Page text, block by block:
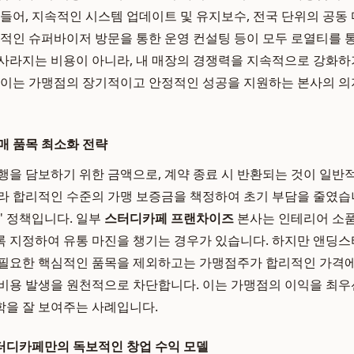
어, 지속적인 시스템 업데이트 및 유지보수, 전국 단위의 공동
인 슈퍼바이저 방문을 통한 운영 컨설팅 등이 모두 로열티를
라지는 비용이 아니라, 내 매장의 경쟁력을 지속적으로 강화
는 가맹점의 장기적이고 안정적인 성공을 지원하는 본사의
품목 최소화 전략
을 담보하기 위한 금액으로, 계약 종료 시 반환되는 것이 일반
합리적인 수준의 가맹 보증금을 책정하여 초기 부담을 줄였
정책입니다. 일부 스터디카페 프랜차이즈 본사는 인테리어 소
지정하여 유통 마진을 챙기는 경우가 있습니다. 하지만 앤딩
요한 핵심적인 품목을 제외하고는 가맹점주가 합리적인 가격
용 발생을 원천적으로 차단합니다. 이는 가맹점의 이익을 최
잘 보여주는 사례입니다.
카페만의 독보적인 창업 수익 모델